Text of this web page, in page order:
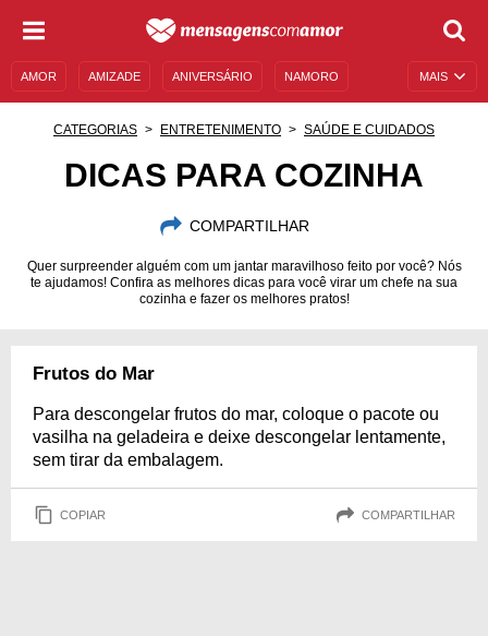
MAIS
AMOR AMIZADE ANIVERSÁRIO NAMORO
CATEGORIAS ENTRETENIMENTO SAÚDE E CUIDADOS
DICAS PARA COZINHA
COMPARTILHAR
Quer surpreender alguém com um jantar maravilhoso feito por você? Nós
te ajudamos! Confira as melhores dicas para você virar um chefe na sua
cozinha e fazer os melhores pratos!
Frutos do Mar
Para descongelar frutos do mar, coloque o pacote ou
vasilha na geladeira e deixe descongelar lentamente,
sem tirar da embalagem.
COPIAR COMPARTILHAR